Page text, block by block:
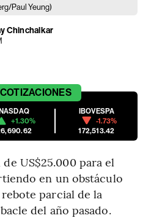
Paul Yeung)
Chinchalkar
COTIZACIONES
+1.30%
IBOVESPA
-1.73%
172,513.42
US$25.000 para el
en un obstáculo
parcial de la
del año pasado.